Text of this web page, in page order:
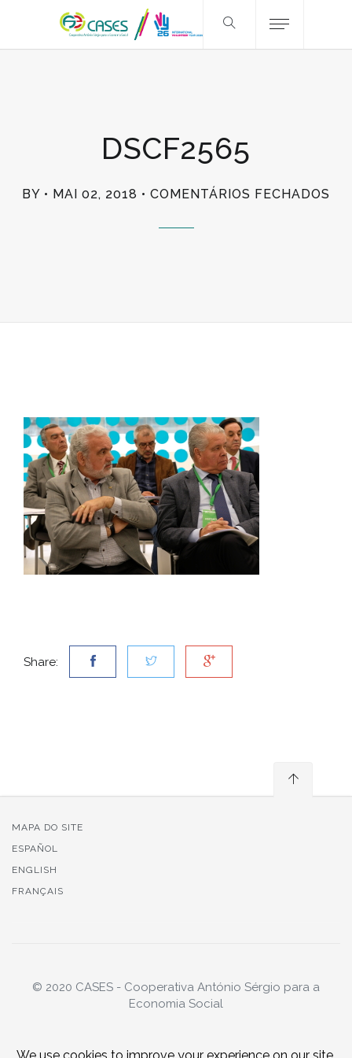
DSCF2565
BY MAI 02, 2018 COMENTÁRIOS FECHADOS
Share:
MAPA DO SITE
ESPAÑOL
ENGLISH
FRANÇAIS
© 2020 CASES - Cooperativa António Sérgio para a
Economia Social